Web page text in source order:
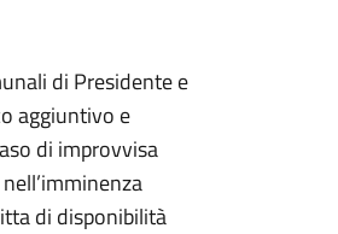
di Presidente e
aggiuntivo e
di improvvisa
di disponibilità